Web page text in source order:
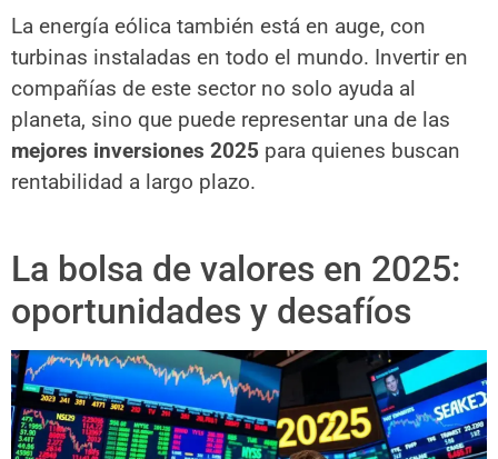
La energía eólica también está en auge, con
turbinas instaladas en todo el mundo. Invertir en
compañías de este sector no solo ayuda al
planeta, sino que puede representar una de las
mejores inversiones 2025 para quienes buscan
rentabilidad a largo plazo.
La bolsa de valores en 2025:
oportunidades y desafíos